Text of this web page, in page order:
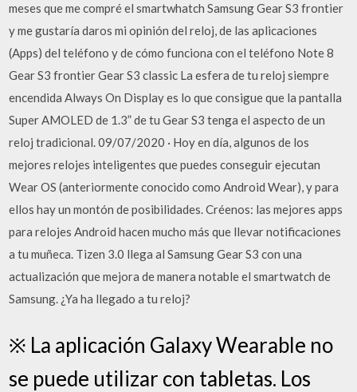
meses que me compré el smartwhatch Samsung Gear S3 frontier
y me gustaría daros mi opinión del reloj, de las aplicaciones
(Apps) del teléfono y de cómo funciona con el teléfono Note 8
Gear S3 frontier Gear S3 classic La esfera de tu reloj siempre
encendida Always On Display es lo que consigue que la pantalla
Super AMOLED de 1.3” de tu Gear S3 tenga el aspecto de un
reloj tradicional. 09/07/2020 · Hoy en día, algunos de los
mejores relojes inteligentes que puedes conseguir ejecutan
Wear OS (anteriormente conocido como Android Wear), y para
ellos hay un montón de posibilidades. Créenos: las mejores apps
para relojes Android hacen mucho más que llevar notificaciones
a tu muñeca. Tizen 3.0 llega al Samsung Gear S3 con una
actualización que mejora de manera notable el smartwatch de
Samsung. ¿Ya ha llegado a tu reloj?
※ La aplicación Galaxy Wearable no
se puede utilizar con tabletas. Los